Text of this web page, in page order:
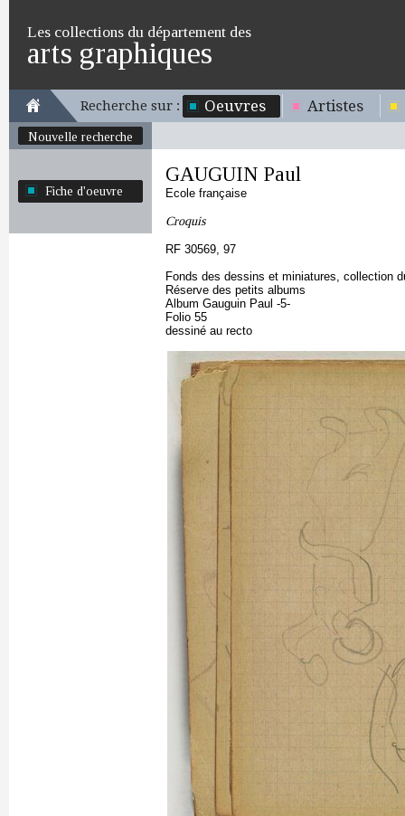
Les collections du département des
arts graphiques
Recherche sur : Oeuvres Artistes
Nouvelle recherche
Fiche d'oeuvre
GAUGUIN Paul
Ecole française
Croquis
RF 30569, 97
Fonds des dessins et miniatures, collection
Réserve des petits albums
Album Gauguin Paul -5-
Folio 55
dessiné au recto